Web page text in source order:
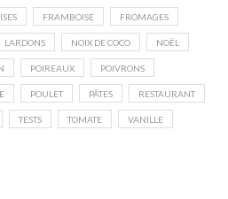
FRAMBOISE FROMAGES
LARDONS NOIX DE COCO NOËL
POIREAUX POIVRONS
POULET PÂTES RESTAURANT
TESTS TOMATE VANILLE